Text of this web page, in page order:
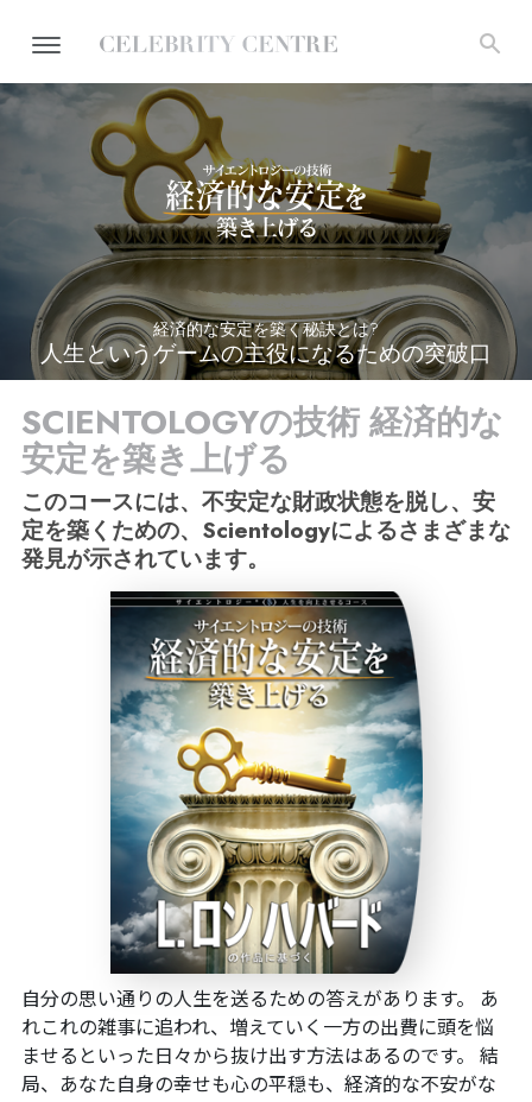
経済的な安定を築く秘訣とは?
人生というゲームの主役になるための突破口
SCIENTOLOGYの技術 経済的な
安定を築き上げる
このコースには、不安定な財政状態を脱し、安
定を築くための、Scientologyによるさまざまな
発見が示されています。
自分の思い通りの人生を送るための答えがあります。 あ
れこれの雑事に追われ、増えていく一方の出費に頭を悩
ませるといった日々から抜け出す方法はあるのです。 結
局、あなた自身の幸せも心の平穏も、経済的な不安がな